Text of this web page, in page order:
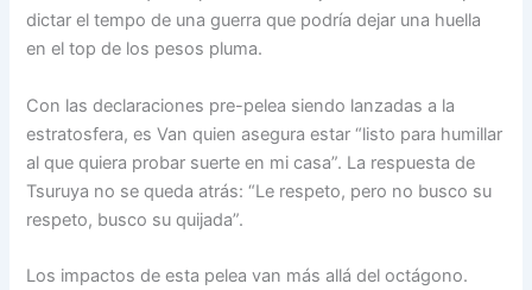
dictar el tempo de una guerra que podría dejar una huella
en el top de los pesos pluma.
Con las declaraciones pre-pelea siendo lanzadas a la
estratosfera, es Van quien asegura estar “listo para humillar
al que quiera probar suerte en mi casa”. La respuesta de
Tsuruya no se queda atrás: “Le respeto, pero no busco su
respeto, busco su quijada”.
Los impactos de esta pelea van más allá del octágono.